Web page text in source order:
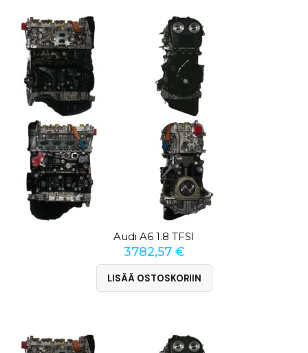
Audi A6 1.8 TFSI
3782,57 €
LISÄÄ OSTOSKORIIN